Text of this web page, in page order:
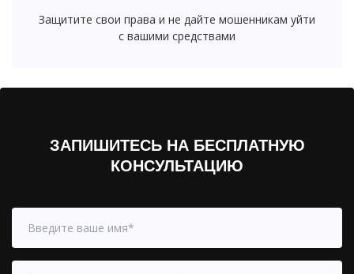
Защитите свои права и не дайте мошенникам уйти
с вашими средствами
ЗАПИШИТЕСЬ НА БЕСПЛАТНУЮ
КОНСУЛЬТАЦИЮ